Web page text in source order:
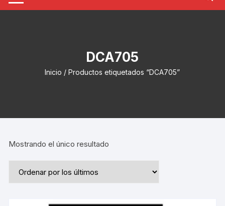
DCA705
Inicio / Productos etiquetados “DCA705”
Mostrando el único resultado